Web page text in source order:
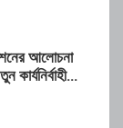
আলোচনা